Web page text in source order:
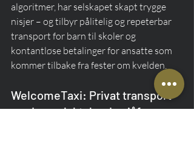
algoritmer, har selskapet skapt trygge
nisjer – og tilbyr pålitelig og repeterbar
transport for barn til skoler og
kontantløse betalinger for ansatte som
kommer tilbake fra fester om kvelden.
WelcomeTaxi: Privat transport
med engelsktalende sjåfører